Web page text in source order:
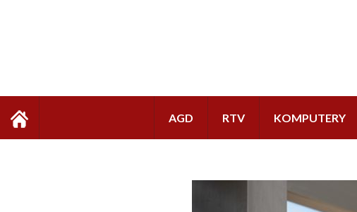
AGD RTV KOMPUTERY